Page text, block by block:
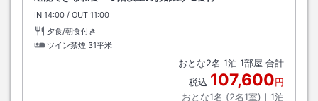
IN チェックイン
14:00 / OUT チェックアウト
11:00
夕食/朝食付き
ツイン禁煙 31平米
おとな2名 1泊 1部屋 合計
税込 107,600円
おとな1名 (2名1室)｜ 1泊